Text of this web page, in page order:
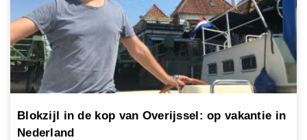
Blokzijl in de kop van Overijssel: op vakantie in
Nederland